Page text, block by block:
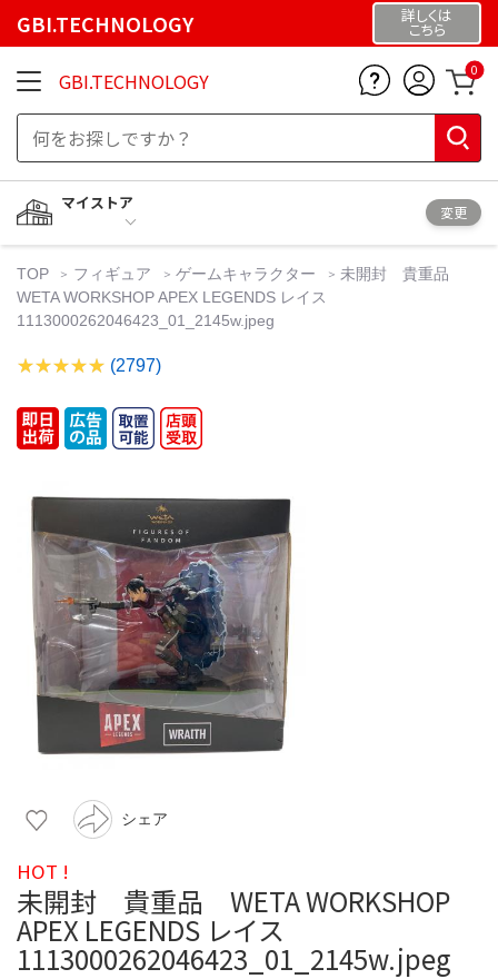
GBI.TECHNOLOGY 詳しくは
こちら
GBI.TECHNOLOGY 0
マイストア
変更
TOP フィギュア ゲームキャラクター
未開封 貴重品
WETA WORKSHOP APEX LEGENDS レイス
1113000262046423_01_2145w.jpeg
(2797)
シェア
HOT !
未開封 貴重品 WETA WORKSHOP
APEX LEGENDS レイス
1113000262046423_01_2145w.jpeg